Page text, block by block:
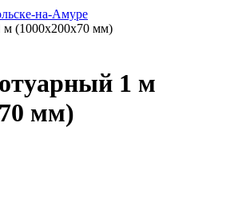
на-Амуре
(1000х200х70 мм)
1 м
мм)